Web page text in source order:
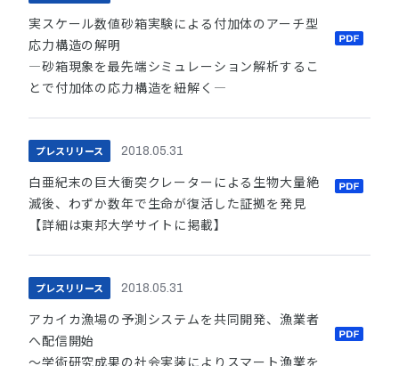
実スケール数値砂箱実験による付加体のアーチ型
応力構造の解明
―砂箱現象を最先端シミュレーション解析するこ
とで付加体の応力構造を紐解く―
プレスリリース 2018.05.31
白亜紀末の巨大衝突クレーターによる生物大量絶
滅後、わずか数年で生命が復活した証拠を発見
【詳細は東邦大学サイトに掲載】
プレスリリース 2018.05.31
アカイカ漁場の予測システムを共同開発、漁業者
へ配信開始
～学術研究成果の社会実装によりスマート漁業を